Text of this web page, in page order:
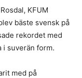
KFUM
bäste svensk på
rekordet med
i suverän form.
med på